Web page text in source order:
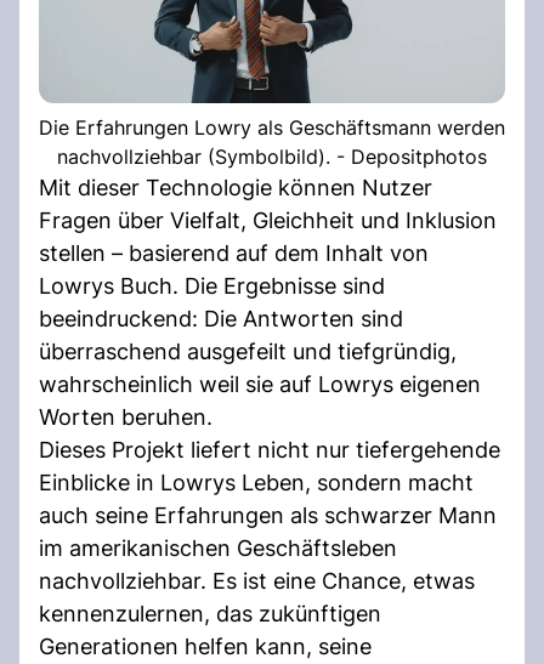
Die Erfahrungen Lowry als Geschäftsmann werden
nachvollziehbar (Symbolbild). - Depositphotos
Mit dieser Technologie können Nutzer
Fragen über Vielfalt, Gleichheit und Inklusion
stellen – basierend auf dem Inhalt von
Lowrys Buch. Die Ergebnisse sind
beeindruckend: Die Antworten sind
überraschend ausgefeilt und tiefgründig,
wahrscheinlich weil sie auf Lowrys eigenen
Worten beruhen.
Dieses Projekt liefert nicht nur tiefergehende
Einblicke in Lowrys Leben, sondern macht
auch seine Erfahrungen als schwarzer Mann
im amerikanischen Geschäftsleben
nachvollziehbar. Es ist eine Chance, etwas
kennenzulernen, das zukünftigen
Generationen helfen kann, seine